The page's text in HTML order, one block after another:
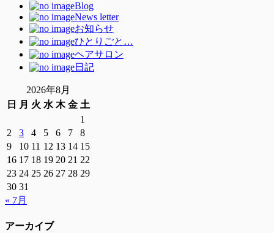
Blog
News letter
お知らせ
ひとりごと…
ヘアサロン
日記
2026年8月
日
月 火 水 木 金 土
1
2
3 4 5 6 7
8
9
10 11 12 13 14 15
16 17 18 19 20 21 22
23 24 25 26 27 28 29
30 31
« 7月
アーカイブ